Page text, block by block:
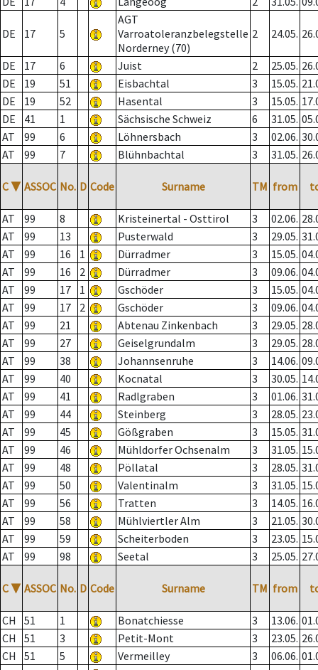
DE 17 5
AGT
Varroatoleranzbelegstelle
Norderney (70)
2 24.05.
DE 17 6 Juist 2 25.05.
DE
19 51 Eisbachtal 3 15.05.
DE
19 52 Hasental 3 15.05.
DE
41 1 Sächsische Schweiz 6 31.05.
AT
99 6 Löhnersbach 3 02.06.
AT
99 7 Blühnbachtal 3 31.05.
C ▼ ASSOC No. D Code Surname TM from
AT 99 8 Kristeinertal - Osttirol 3 02.06.
AT
99 13 Pusterwald 3 29.05.
AT
99 16 1 Dürradmer 3 15.05.
AT
99 16 2 Dürradmer 3 09.06.
AT
99 17 1 Gschöder 3 15.05.
AT
99 17 2 Gschöder 3 09.06.
AT
99 21 Abtenau Zinkenbach 3 29.05.
AT
99 27 Geiselgrundalm 3 29.05.
AT
99 38 Johannsenruhe 3 14.06.
AT
99 40 Kocnatal 3 30.05.
AT
99 41 Radlgraben 3 01.06.
AT
99 44 Steinberg 3 28.05.
AT
99 45 Gößgraben 3 15.05.
AT
99 46 Mühldorfer Ochsenalm 3 31.05.
AT
99 48 Pöllatal 3 28.05.
AT
99 50 Valentinalm 3 31.05.
AT
99 56 Tratten 3 14.05.
AT
99 58 Mühlviertler Alm 3 21.05.
AT
99 59 Scheiterboden 3 23.05.
AT
99 98 Seetal 3 25.05.
C ▼ ASSOC No. D Code Surname TM from
CH 51 1 Bonatchiesse 3 13.06.
CH
51 3 Petit-Mont 3 23.05.
CH
51 5 Vermeilley 3 06.06.